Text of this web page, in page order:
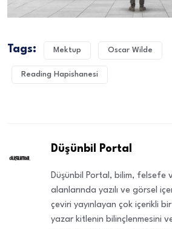
Tags: Mektup Oscar Wilde
Reading Hapishanesi
Düşünbil Portal
Düşünbil Portal, bilim, felsefe
alanlarında yazılı ve görsel
çeviri yayınlayan çok içerikli
yazar kitlenin bilinçlenmesini